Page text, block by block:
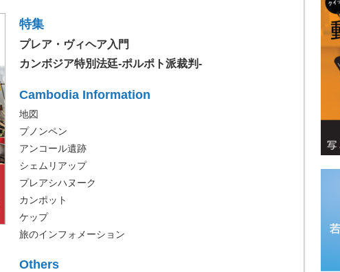
特集
プレア・ヴィヘア入門
カンボジア特別法廷‐ポルポト派裁判-
Cambodia Information
地図
プノンペン
アンコール遺跡
シェムリアップ
プレアシハヌーク
カンポット
ケップ
旅のインフォメーション
Others